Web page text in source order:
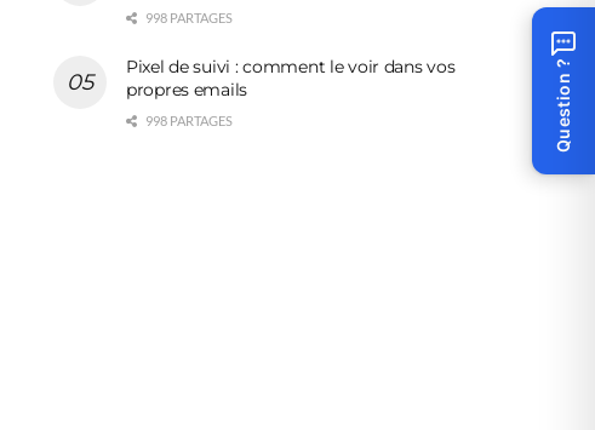
998 PARTAGES
Pixel de suivi : comment le voir dans vos
propres emails
998 PARTAGES Question ?